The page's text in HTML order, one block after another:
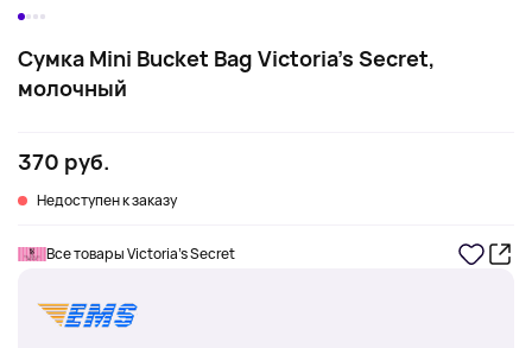
Сумка Mini Bucket Bag Victoria's Secret,
молочный
370 руб.
Недоступен к заказу
Все товары Victoria's Secret